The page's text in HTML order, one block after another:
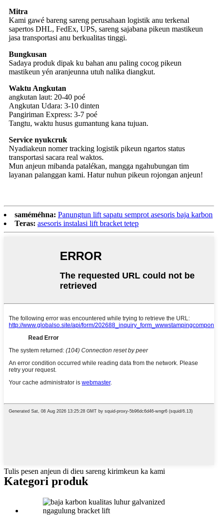
Mitra
Kami gawé bareng sareng perusahaan logistik anu terkenal
sapertos DHL, FedEx, UPS, sareng sajabana pikeun mastikeun
jasa transportasi anu berkualitas tinggi.
Bungkusan
Sadaya produk dipak ku bahan anu paling cocog pikeun
mastikeun yén aranjeunna utuh nalika diangkut.
Waktu Angkutan
angkutan laut: 20-40 poé
Angkutan Udara: 3-10 dinten
Pangiriman Express: 3-7 poé
Tangtu, waktu husus gumantung kana tujuan.
Service nyukcruk
Nyadiakeun nomer tracking logistik pikeun ngartos status
transportasi sacara real waktos.
Mun anjeun mibanda patalékan, mangga ngahubungan tim
layanan palanggan kami. Hatur nuhun pikeun rojongan anjeun!
saméméhna: Panungtun lift sapatu semprot asesoris baja karbon
Teras: asesoris instalasi lift bracket tetep
Tulis pesen anjeun di dieu sareng kirimkeun ka kami
Kategori produk